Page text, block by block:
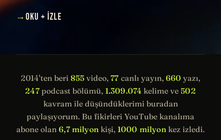
→ OKU + İZLE
2014'ten beri 855 video,77canlı yayın, 660 yazı,
247podcast bölümü, 1.309.074 kelime ve 502
kavram ile düşündüklerimi buradan
paylaşıyorum. Bu fikirleri YouTube kanalıma
abone olan6,7 milyonkişi, 1000 milyonkez izledi.